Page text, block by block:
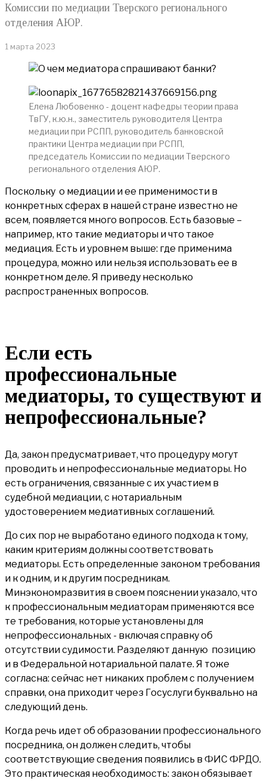
Комиссии по медиации Тверского регионального
отделения АЮР.
1 марта 2023
Елена Любовенко - доцент кафедры теории права
ТвГУ, к.ю.н., заместитель руководителя Центра
медиации при РСПП, руководитель банковской
практики Центра медиации при РСПП,
председатель Комиссии по медиации Тверского
регионального отделения АЮР.
Поскольку о медиации и ее применимости в
конкретных сферах в нашей стране известно не
всем, появляется много вопросов. Есть базовые –
например, кто такие медиаторы и что такое
медиация. Есть и уровнем выше: где применима
процедура, можно или нельзя использовать ее в
конкретном деле. Я приведу несколько
распространенных вопросов.
Если есть
профессиональные
медиаторы, то существуют и
непрофессиональные?
Да, закон предусматривает, что процедуру могут
проводить и непрофессиональные медиаторы. Но
есть ограничения, связанные с их участием в
судебной медиации, с нотариальным
удостоверением медиативных соглашений.
До сих пор не выработано единого подхода к тому,
каким критериям должны соответствовать
медиаторы. Есть определенные законом требования
и к одним, и к другим посредникам.
Минэкономразвития в своем пояснении указало, что
к профессиональным медиаторам применяются все
те требования, которые установлены для
непрофессиональных - включая справку об
отсутствии судимости. Разделяют данную позицию
и в Федеральной нотариальной палате. Я тоже
согласна: сейчас нет никаких проблем с получением
справки, она приходит через Госуслуги буквально на
следующий день.
Когда речь идет об образовании профессионального
посредника, он должен следить, чтобы
соответствующие сведения появились в ФИС ФРДО.
Это практическая необходимость: закон обязывает